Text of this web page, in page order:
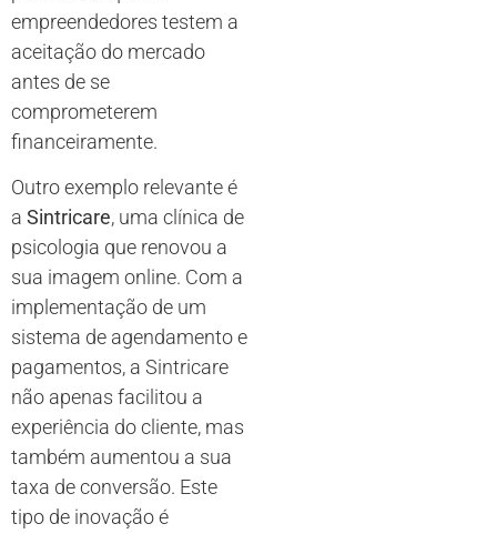
empreendedores testem a
aceitação do mercado
antes de se
comprometerem
financeiramente.
Outro exemplo relevante é
a Sintricare, uma clínica de
psicologia que renovou a
sua imagem online. Com a
implementação de um
sistema de agendamento e
pagamentos, a Sintricare
não apenas facilitou a
experiência do cliente, mas
também aumentou a sua
taxa de conversão. Este
tipo de inovação é